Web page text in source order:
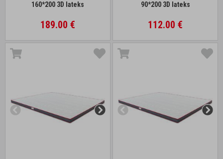
160*200 3D lateks
189.00 €
90*200 3D lateks
112.00 €